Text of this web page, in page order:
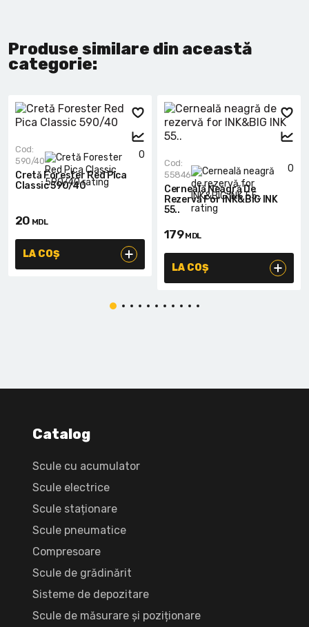
Produse similare din această
categorie:
0
Cod:
590/40
Cretă Forester Red Pica
Classic 590/40
20 MDL
LA COȘ
0
Cod:
55846
Cerneală Neagră De
Rezervă For INK&BIG INK
55..
179MDL
LA COȘ
Catalog
Scule cu acumulator
Scule electrice
Scule staționare
Scule pneumatice
Compresoare
Scule de grădinărit
Sisteme de depozitare
Scule de măsurare și poziționare